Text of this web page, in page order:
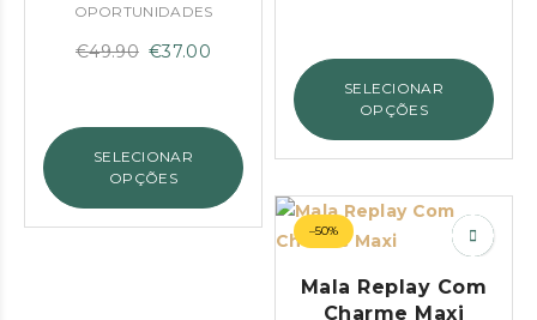
OPORTUNIDADES
€49.90 O
€49.90.
€37.00
é:
€37.00.
SELECIONAR
OPÇÕES
€168.00.
é:
SELECIONAR
OPÇÕES
–50%
Mala Replay Com
Charme Maxi